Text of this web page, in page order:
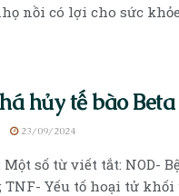
nồi có lợi cho sức khỏe
hủy tế bào
23/09/2024
Một số từ viết tắt: NOD-
Yếu tố hoại tử khối